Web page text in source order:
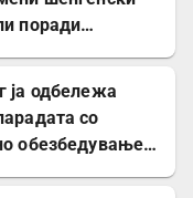
поради
ја одбележа
со
обезбедување